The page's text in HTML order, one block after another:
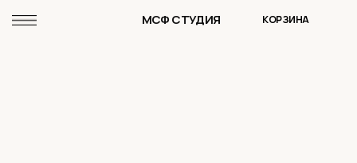
МСФ СТУДИЯ КОРЗИНА